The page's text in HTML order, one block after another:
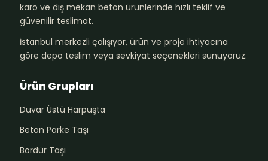
karo ve dış mekan beton ürünlerinde hızlı teklif ve
güvenilir teslimat.
İstanbul merkezli çalışıyor, ürün ve proje ihtiyacına
göre depo teslim veya sevkiyat seçenekleri sunuyoruz.
Ürün Grupları
Duvar Üstü Harpuşta
Beton Parke Taşı
Bordür Taşı